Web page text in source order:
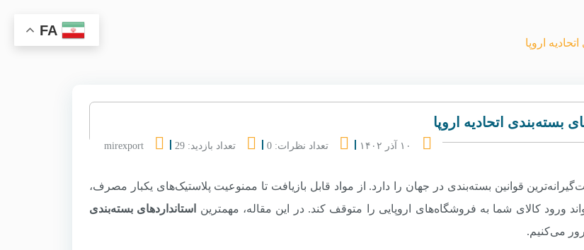
اروپا
بسته‌بندی اتحادیه اروپا
۱۰ آذر ۱۴۰۲ تعداد نظرات: 0 تعداد بازدید: 29 mirexport
قوانین بسته‌بندی در جهان را دارد. از مواد قابل بازیافت تا ممنوعیت پلاستیک‌های یکبار مصرف،
ورود کالای شما به فروشگاه‌های اروپایی را متوقف کند. در این مقاله، مهمترین
استانداردهای بسته‌بندی
می‌کنیم.
FA